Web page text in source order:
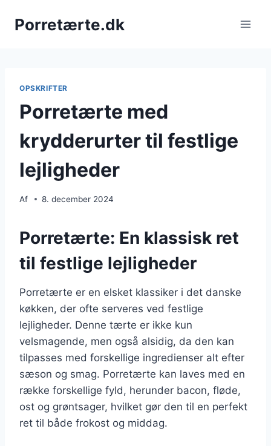
Porretærte.dk
OPSKRIFTER
Porretærte med
krydderurter til festlige
lejligheder
Af 8. december 2024
Porretærte: En klassisk ret
til festlige lejligheder
Porretærte er en elsket klassiker i det danske
køkken, der ofte serveres ved festlige
lejligheder. Denne tærte er ikke kun
velsmagende, men også alsidig, da den kan
tilpasses med forskellige ingredienser alt efter
sæson og smag. Porretærte kan laves med en
række forskellige fyld, herunder bacon, fløde,
ost og grøntsager, hvilket gør den til en perfekt
ret til både frokost og middag.